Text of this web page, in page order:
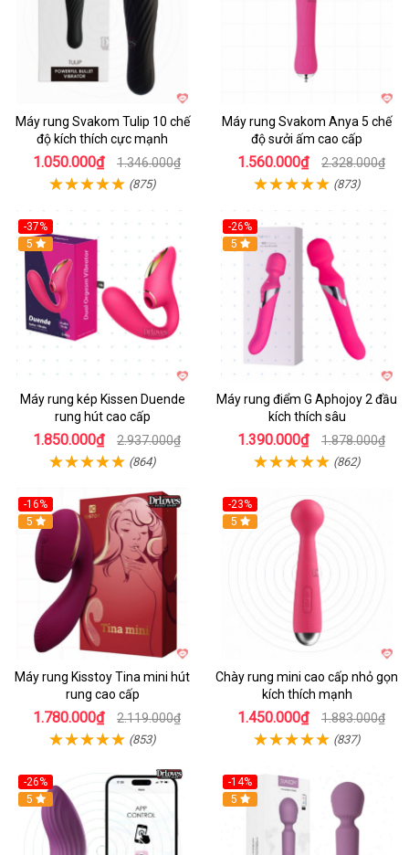
Máy rung Svakom Tulip 10 chế
độ kích thích cực mạnh
1.050.000₫ 1.346.000₫
(875)
Máy rung Svakom Anya 5 chế
độ sưởi ấm cao cấp
1.560.000₫ 2.328.000₫
(873)
-37%
Hot
5
Máy rung kép Kissen Duende
rung hút cao cấp
1.850.000₫ 2.937.000₫
(864)
-26%
Hot
5
Máy rung điểm G Aphojoy 2 đầu
kích thích sâu
1.390.000₫ 1.878.000₫
(862)
-16%
Hot
5
Máy rung Kisstoy Tina mini hút
rung cao cấp
1.780.000₫ 2.119.000₫
(853)
-23%
Hot
5
Chày rung mini cao cấp nhỏ gọn
kích thích mạnh
1.450.000₫ 1.883.000₫
(837)
-26%
Hot
5
-14%
Hot
5